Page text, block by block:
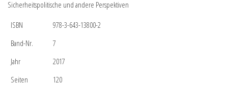
Sicherheitspolitische und andere Perspektiven
ISBN
978-3-643-13800-2
Band-Nr.
7
Jahr
2017
Seiten
120